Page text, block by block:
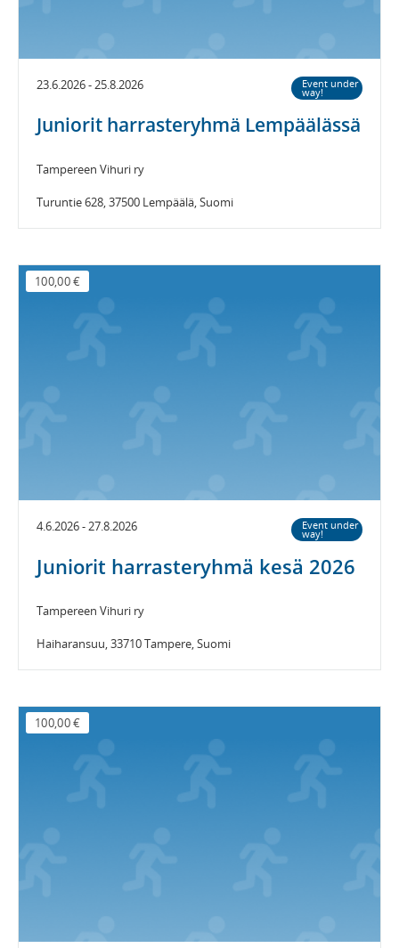
23.6.2026 - 25.8.2026 Event under
way!
Juniorit harrasteryhmä Lempäälässä
Tampereen Vihuri ry
Turuntie 628, 37500 Lempäälä, Suomi
100,00 €
4.6.2026 - 27.8.2026 Event under
way!
Juniorit harrasteryhmä kesä 2026
Tampereen Vihuri ry
Haiharansuu, 33710 Tampere, Suomi
100,00 €